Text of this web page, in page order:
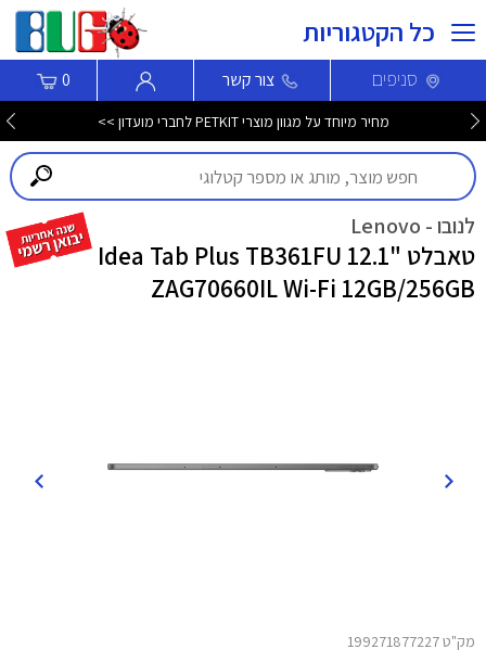
כל הקטגוריות
סניפים צור קשר 0
מחיר מיוחד על מגוון מוצרי PETKIT לחברי מועדון >>
לנובו - Lenovo
טאבלט "12.1 Idea Tab Plus TB361FU
ZAG70660IL Wi-Fi 12GB/256GB
מק"ט 199271877227